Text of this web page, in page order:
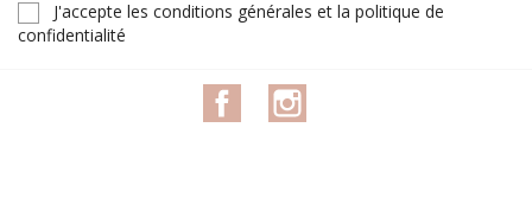
J'accepte les conditions générales et la politique de
confidentialité
Facebook